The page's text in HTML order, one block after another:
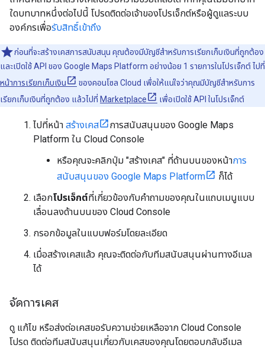
ใดบทบาทหนึ่งต่อไปนี้ โปรดติดต่อเจ้าของโปรเจ็กต์หรือผู้ดูแลระบบ
องค์กรเพื่อรับสิทธิ์เข้าถึง
ก่อนที่จะสร้างเคสการสนับสนุน คุณต้องมีบัญชีสำหรับการเรียกเก็บเงินที่ถูกต้อง
และเปิดใช้ API ของ Google Maps Platform อย่างน้อย 1 รายการในโปรเจ็กต์ ไปที่
หน้าการเรียกเก็บเงิน
ของคอนโซล Cloud เพื่อให้แน่ใจว่าคุณมีบัญชีสำหรับการ
เรียกเก็บเงินที่ถูกต้อง แล้วไปที่ Marketplace เพื่อเปิดใช้ API ในโปรเจ็กต์
ไปที่หน้า สร้างเคส
การสนับสนุนของ Google Maps
Platform ใน Cloud Console
หรือคุณจะคลิกปุ่ม "สร้างเคส" ที่ด้านบนของหน้าการ
สนับสนุนของ Google Maps Platform
ก็ได้
เลือกโปรเจ็กต์ที่เกี่ยวข้องกับคำถามของคุณในแถบเมนูแบบ
เลื่อนลงด้านบนของ Cloud Console
กรอกข้อมูลในแบบฟอร์มโดยละเอียด
เมื่อสร้างเคสแล้ว คุณจะติดต่อกับทีมสนับสนุนผ่านทางอีเมล
ได้
จัดการเคส
ดู แก้ไข หรือส่งต่อเคสขอรับความช่วยเหลือจาก Cloud Console
โปรด ติดต่อทีมสนับสนุนเกี่ยวกับเคสของคุณโดยตอบกลับอีเมล